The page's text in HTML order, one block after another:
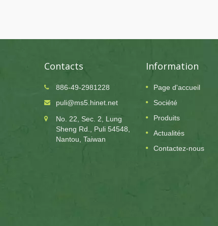
Contacts
886-49-2981228
puli@ms5.hinet.net
No. 22, Sec. 2, Lung
Sheng Rd., Puli 54548,
Nantou, Taiwan
Information
Page d'accueil
Société
Produits
Actualités
Contactez-nous
24
OCT
2025
Puli Paper L'entreprise sera fermée pour un